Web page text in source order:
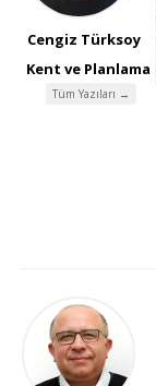
Cengiz Türksoy
Kent ve Planlama
Tüm Yazıları →